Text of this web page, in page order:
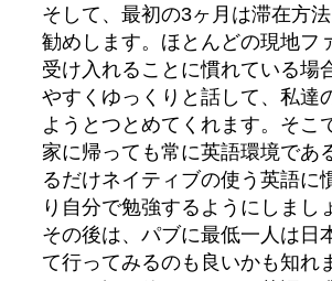
そして、最初の3ヶ月は滞在方
勧めします。ほとんどの現地フ
受け入れることに慣れている場
やすくゆっくりと話して、私達
ようとつとめてくれます。そこ
家に帰っても常に英語環境であ
るだけネイティブの使う英語に
り自分で勉強するようにしまし
その後は、パブに最低一人は日
て行ってみるのも良いかも知れ